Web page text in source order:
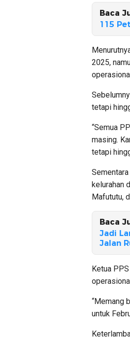
Baca
115
2025,
tetapi
“Semua
masing.
tetapi
kelurahan
Mafututu,
Baca
Jadi
Jalan
Ketua
“Memang
untuk